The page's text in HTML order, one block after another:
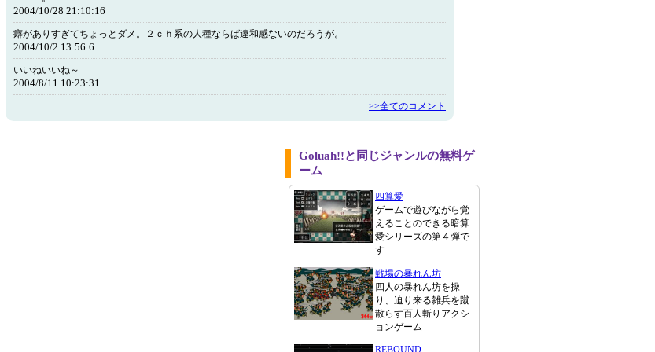
2004/10/28 21:10:16
癖がありすぎてちょっとダメ。２ｃｈ系の人種ならば違和感ないのだろうが。
2004/10/2 13:56:6
いいねいいね～
2004/8/11 10:23:31
>>全てのコメント
Goluah!!と同じジャンルの無料ゲ
ーム
四算愛
ゲームで遊びながら覚
えることのできる暗算
愛シリーズの第４弾で
す
戦場の暴れん坊
四人の暴れん坊を操
り、迫り来る雑兵を蹴
散らす百人斬りアクシ
ョンゲーム
REBOUND